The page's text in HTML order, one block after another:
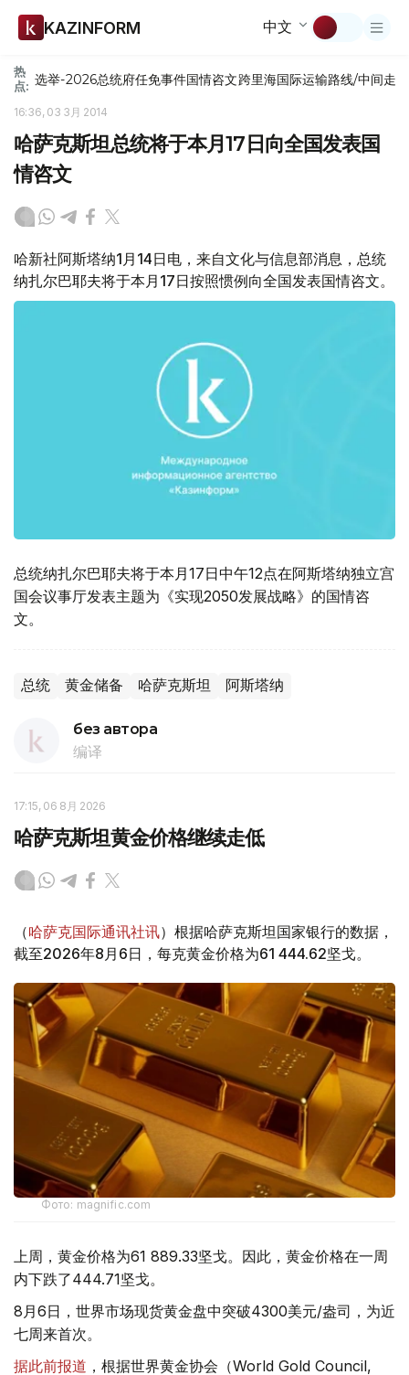
KAZINFORM 中文
热
点: 选举-2026总统府任免事件国情咨文跨里海国际运输路线/中间走廊
16:36, 03 3月 2014
哈萨克斯坦总统将于本月17日向全国发表国
情咨文
哈新社阿斯塔纳1月14日电，来自文化与信息部消息，总统
纳扎尔巴耶夫将于本月17日按照惯例向全国发表国情咨文。
总统纳扎尔巴耶夫将于本月17日中午12点在阿斯塔纳独立宫
国会议事厅发表主题为《实现2050发展战略》的国情咨
文。
总统 黄金储备 哈萨克斯坦 阿斯塔纳
без автора
编译
17:15, 06 8月 2026
哈萨克斯坦黄金价格继续走低
（哈萨克国际通讯社讯）根据哈萨克斯坦国家银行的数据，
截至2026年8月6日，每克黄金价格为61 444.62坚戈。
Фото: magnific.com
上周，黄金价格为61 889.33坚戈。因此，黄金价格在一周
内下跌了444.71坚戈。
8月6日，世界市场现货黄金盘中突破4300美元/盎司，为近
七周来首次。
据此前报道 ，根据世界黄金协会（World Gold Council,